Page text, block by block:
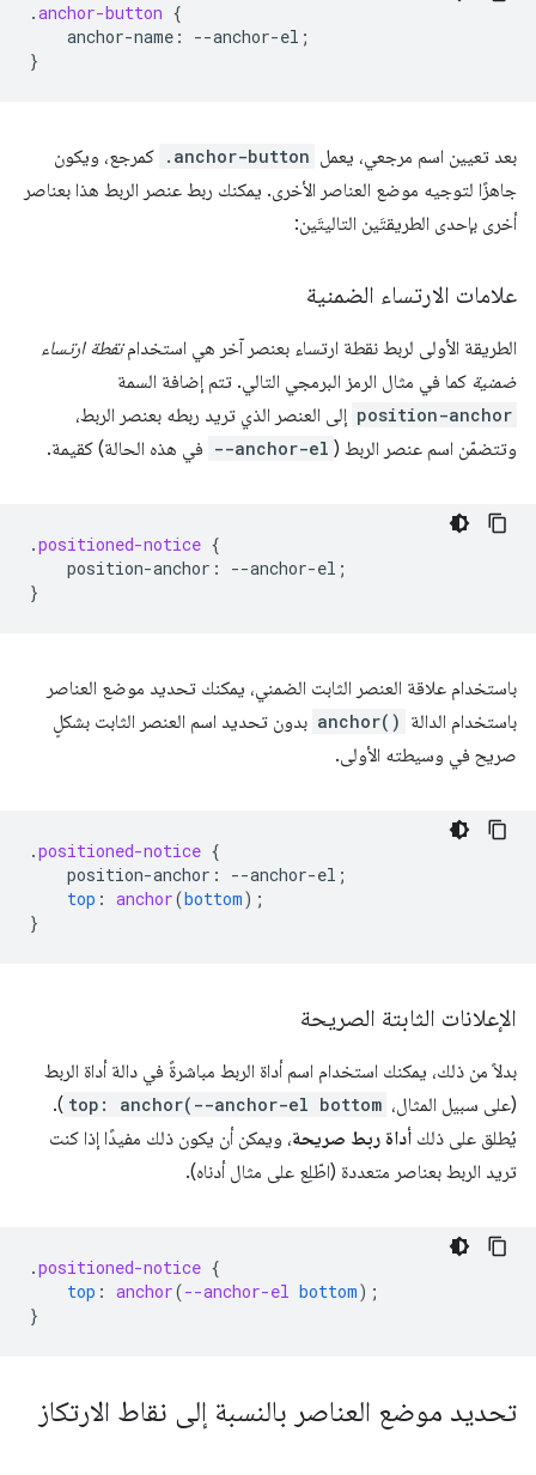
.anchor-button {
anchor-name : --anchor-el ;
}
بعد تعيين اسم مرجعي، يعمل .anchor-button كمرجع، ويكون
جاهزًا لتوجيه موضع العناصر الأخرى. يمكنك ربط عنصر الربط هذا بعناصر
أخرى بإحدى الطريقتَين التاليتَين:
علامات الارتساء الضمنية
الطريقة الأولى لربط نقطة ارتساء بعنصر آخر هي استخدامنقطة ارتساء
ضمنية كما في مثال الرمز البرمجي التالي. تتم إضافة السمة
position-anchor إلى العنصر الذي تريد ربطه بعنصر الربط،
وتتضمّن اسم عنصر الربط ( --anchor-el في هذه الحالة) كقيمة.
.positioned-notice {
position-anchor : --anchor-el ;
}
باستخدام علاقة العنصر الثابت الضمني، يمكنك تحديد موضع العناصر
باستخدام الدالة anchor() بدون تحديد اسم العنصر الثابت بشكلٍ
صريح في وسيطته الأولى.
.positioned-notice {
position-anchor : --anchor-el ;
top : anchor(bottom);
}
الإعلانات الثابتة الصريحة
بدلاً من ذلك، يمكنك استخدام اسم أداة الربط مباشرةً في دالة أداة الربط
(على سبيل المثال، top: anchor(--anchor-el bottom
).
يُطلق على ذلك أداة ربط صريحة، ويمكن أن يكون ذلك مفيدًا إذا كنت
تريد الربط بعناصر متعددة (اطّلِع على مثال أدناه).
.positioned-notice {
top : anchor(--anchor-el bottom);
}
تحديد موضع العناصر بالنسبة إلى نقاط الارتكاز